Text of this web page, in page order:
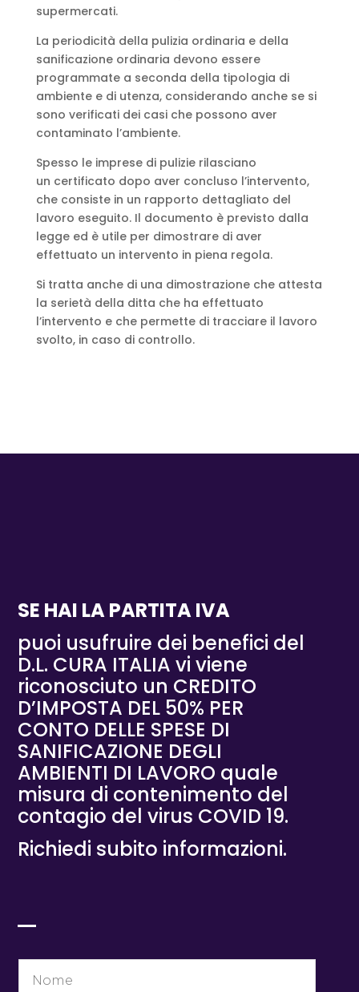
supermercati.
La periodicità della pulizia ordinaria e della
sanificazione ordinaria devono essere
programmate a seconda della tipologia di
ambiente e di utenza, considerando anche se si
sono verificati dei casi che possono aver
contaminato l’ambiente.
Spesso le imprese di pulizie rilasciano
un certificato dopo aver concluso l’intervento,
che consiste in un rapporto dettagliato del
lavoro eseguito. Il documento è previsto dalla
legge ed è utile per dimostrare di aver
effettuato un intervento in piena regola.
Si tratta anche di una dimostrazione che attesta
la serietà della ditta che ha effettuato
l’intervento e che permette di tracciare il lavoro
svolto, in caso di controllo.
SE HAI LA PARTITA IVA
puoi usufruire dei benefici del
D.L. CURA ITALIA vi viene
riconosciuto un CREDITO
D’IMPOSTA DEL 50% PER
CONTO DELLE SPESE DI
SANIFICAZIONE DEGLI
AMBIENTI DI LAVORO quale
misura di contenimento del
contagio del virus COVID 19.
Richiedi subito informazioni.